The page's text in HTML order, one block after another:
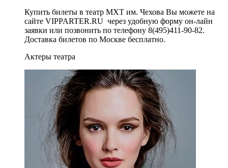
Купить билеты в театр МХТ им. Чехова Вы можете на
сайте VIPPARTER.RU через удобную форму он-лайн
заявки или позвонить по телефону 8(495)411-90-82.
Доставка билетов по Москве бесплатно.
Актеры театра